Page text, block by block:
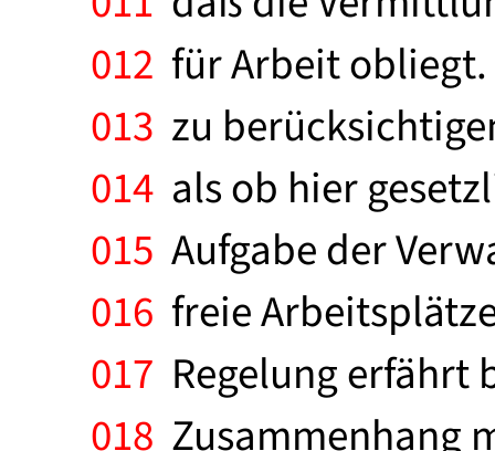
012 für Arbeit
013 zu
014 als ob hier
015 Aufgabe der
016 freie
017 Regelung erfährt
018 Zusammenhang